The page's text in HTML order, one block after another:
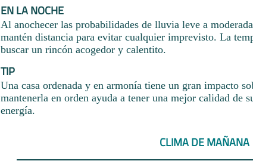
EN LA NOCHE
Al anochecer las probabilidades de lluvia leve a
mantén distancia para evitar cualquier imprevisto. La
buscar un rincón acogedor y calentito.
TIP
Una casa ordenada y en armonía tiene un gran impacto
mantenerla en orden ayuda a tener una mejor calidad de
energía.
CLIMA DE MAÑANA